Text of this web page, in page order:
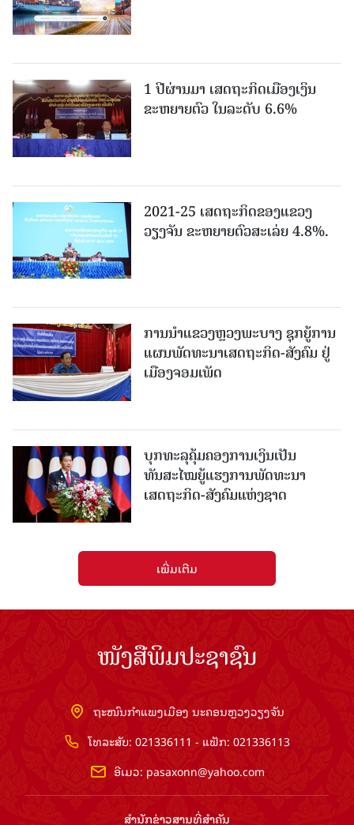
1 ປີຜ່ານມາ ເສດຖະກິດເມືອງເງິນ
ຂະຫຍາຍຕົວ ໃນລະດັບ 6.6%
2021-25 ເສດຖະກິດຂອງແຂວງ
ວຽງຈັນ ຂະຫຍາຍຕົວສະເລ່ຍ 4.8%.
ການນຳແຂວງຫຼວງພະບາງ ຊຸກຍູ້ການ
ແຜນພັດທະນາເສດຖະກິດ-ສັງຄົມ ຢູ່
ເມືອງຈອມເພັດ
ບຸກທະລຸຄຸ້ມຄອງການເງິນເປັນ
ທັນສະໄໝຍູ້ແຮງການພັດທະນາ
ເສດຖະກິດ-ສັງຄົມແຫ່ງຊາດ
ເພີ່ມເຕີມ
ໜັງສືພິມປະຊາຊົນ
ຖະໜົນກຳແພງເມືອງ ນະຄອນຫຼວງວຽງຈັນ
ໂທລະສັບ: 021336111 - ແຟັກ: 021336113
ອີເມວ: pasaxonn@yahoo.com
ສຳ​ນັກ​ຂ່າວ​ສານ​ທີ່​ສຳ​ຄັນ​